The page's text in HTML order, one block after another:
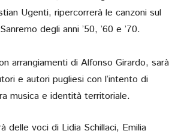
Ugenti, ripercorrerà le canzoni sul
degli anni ’50, ’60 e ’70.
arrangiamenti di Alfonso Girardo, sarà
e autori pugliesi con l’intento di
musica e identità territoriale.
delle voci di Lidia Schillaci, Emilia